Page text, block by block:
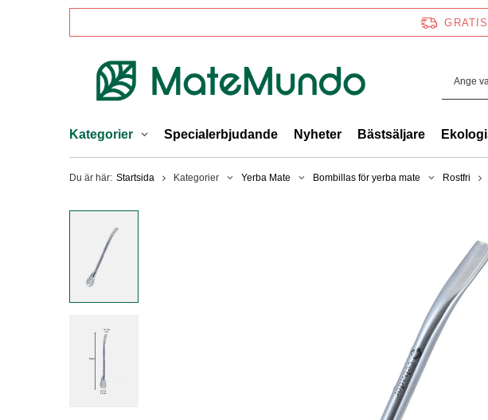
Kategorier Specialerbjudande Nyheter Bästsäljare
Du är här: Startsida Kategorier Yerba Mate Bombillas för yerba mate Rostfri